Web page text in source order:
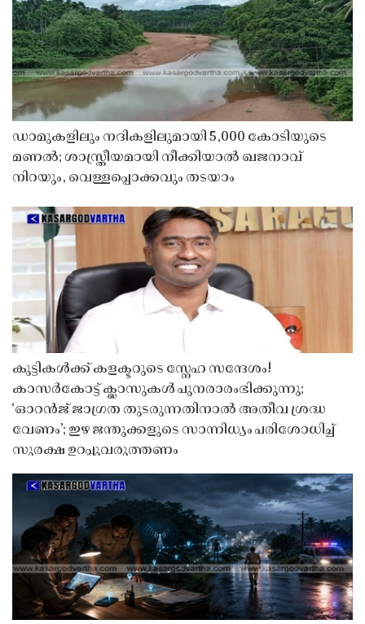
ഡാമുകളിലും നദികളിലുമായി 5,000 കോടിയുടെ
മണൽ; ശാസ്ത്രീയമായി നീക്കിയാൽ ഖജനാവ്
നിറയും, വെള്ളപ്പൊക്കവും തടയാം
കുട്ടികൾക്ക് കളക്ടറുടെ സ്നേഹ സന്ദേശം!
കാസർകോട്ട് ക്ലാസുകൾ പുനരാരംഭിക്കുന്നു;
‘ഓറൻജ് ജാഗ്രത തുടരുന്നതിനാൽ അതീവ ശ്രദ്ധ
വേണം’; ഇഴ ജന്തുക്കളുടെ സാന്നിധ്യം പരിശോധിച്ച്
സുരക്ഷ ഉറപ്പുവരുത്തണം